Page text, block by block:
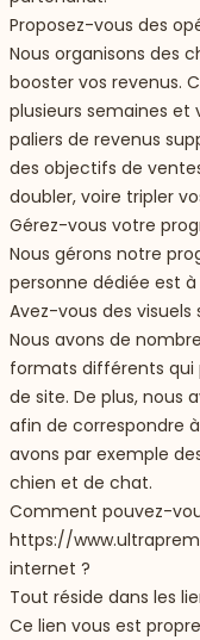
Proposez-vous des
Nous organisons des
booster vos revenus.
plusieurs semaines
paliers de revenus
des objectifs de
doubler, voire tripler
Gérez-vous votre
Nous gérons notre
personne dédiée est
Avez-vous des visuels
Nous avons de
formats différents qui
de site. De plus, nous
afin de correspondre
avons par exemple
chien et de chat.
Comment pouvez-
https://
internet ?
Tout réside dans les
Ce lien vous est